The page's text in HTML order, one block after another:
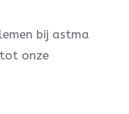
bij astma
tot onze